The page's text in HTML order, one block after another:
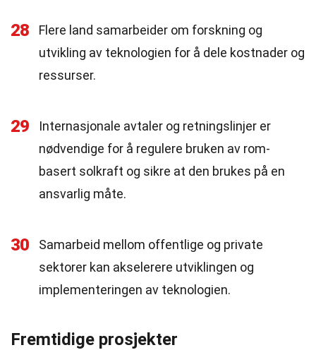
28
Flere land samarbeider om forskning og
utvikling av teknologien for å dele kostnader og
ressurser.
29
Internasjonale avtaler og retningslinjer er
nødvendige for å regulere bruken av rom-
basert solkraft og sikre at den brukes på en
ansvarlig måte.
30
Samarbeid mellom offentlige og private
sektorer kan akselerere utviklingen og
implementeringen av teknologien.
Fremtidige prosjekter